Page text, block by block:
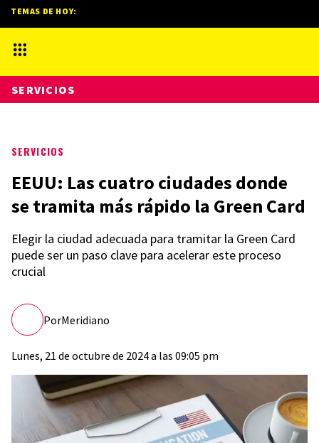
SERVICIOS
EEUU: Las cuatro ciudades donde
se tramita más rápido la Green Card
Elegir la ciudad adecuada para tramitar la Green Card
puede ser un paso clave para acelerar este proceso
crucial
PorMeridiano
Lunes, 21 de octubre de 2024 a las 09:05 pm
TEMAS DE HOY:
SERVICIOS